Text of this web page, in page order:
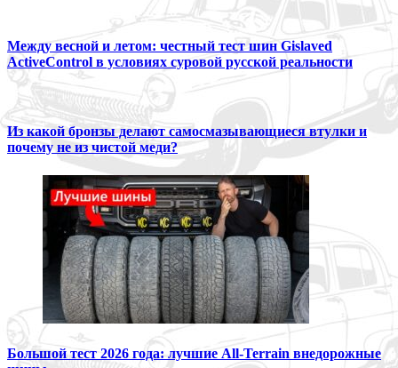
Между весной и летом: честный тест шин Gislaved
ActiveControl в условиях суровой русской реальности
Из какой бронзы делают самосмазывающиеся втулки и
почему не из чистой меди?
Большой тест 2026 года: лучшие All-Terrain внедорожные